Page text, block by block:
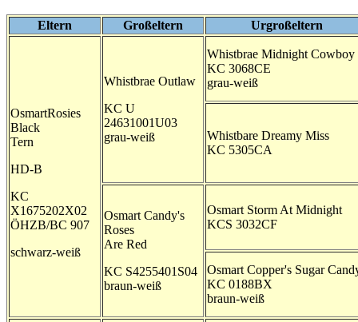
Eltern Großeltern Urgroßeltern
OsmartRosies
Black
Tern
HD-B
KC
X1675202X02
ÖHZB/BC 907
schwarz-weiß
Whistbrae Outlaw
KC U
24631001U03
grau-weiß
Whistbrae Midnight Cowboy
KC 3068CE
grau-weiß
Whistbare Dreamy Miss
KC 5305CA
Osmart Candy's
Roses
Are Red
KC S4255401S04
braun-weiß
Osmart Storm At Midnight
KCS 3032CF
Osmart Copper's Sugar
KC 0188BX
braun-weiß